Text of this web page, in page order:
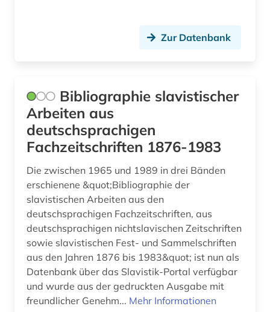
slowakisch (2)
slowenien (3)
slowenisch (5)
sorben (4)
sowjetunion (11)
sozialismus (2)
spanisch (5)
sprachbeispiele (1)
Zur Datenbank
Bibliographie slavistischer
Arbeiten aus
deutschsprachigen
Fachzeitschriften 1876-1983
Die zwischen 1965 und 1989 in drei Bänden
erschienene &quot;Bibliographie der
slavistischen Arbeiten aus den
deutschsprachigen Fachzeitschriften, aus
deutschsprachigen nichtslavischen Zeitschriften
sowie slavistischen Fest- und Sammelschriften
aus den Jahren 1876 bis 1983&quot; ist nun als
Datenbank über das Slavistik-Portal verfügbar
und wurde aus der gedruckten Ausgabe mit
freundlicher Genehm... Mehr Informationen